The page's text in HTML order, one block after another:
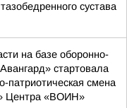
сустава
на базе оборонно-
стартовала
патриотическая смена
Центра «ВОИН»